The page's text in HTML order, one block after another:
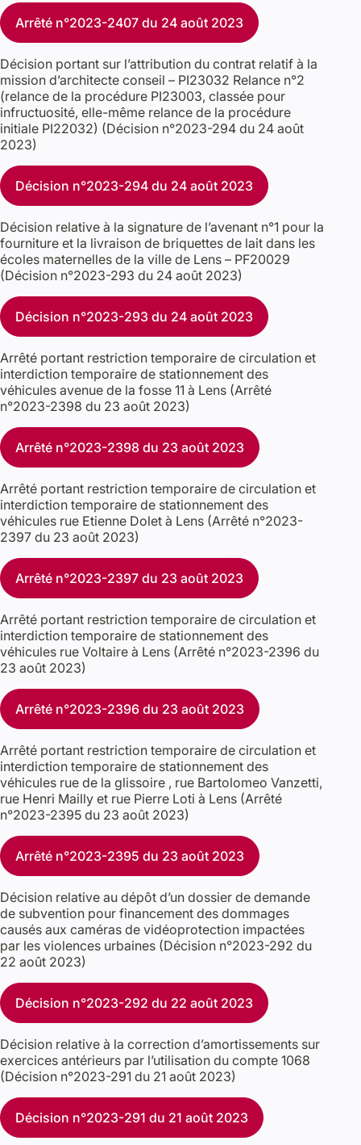
Arrêté n°2023-2407 du 24 août 2023
Décision portant sur l’attribution du contrat relatif à la
mission d’architecte conseil – PI23032 Relance n°2
(relance de la procédure PI23003, classée pour
infructuosité, elle-même relance de la procédure
initiale PI22032) (Décision n°2023-294 du 24 août
2023)
Décision n°2023-294 du 24 août 2023
Décision relative à la signature de l’avenant n°1 pour la
fourniture et la livraison de briquettes de lait dans les
écoles maternelles de la ville de Lens – PF20029
(Décision n°2023-293 du 24 août 2023)
Décision n°2023-293 du 24 août 2023
Arrêté portant restriction temporaire de circulation et
interdiction temporaire de stationnement des
véhicules avenue de la fosse 11 à Lens (Arrêté
n°2023-2398 du 23 août 2023)
Arrêté n°2023-2398 du 23 août 2023
Arrêté portant restriction temporaire de circulation et
interdiction temporaire de stationnement des
véhicules rue Etienne Dolet à Lens (Arrêté n°2023-
2397 du 23 août 2023)
Arrêté n°2023-2397 du 23 août 2023
Arrêté portant restriction temporaire de circulation et
interdiction temporaire de stationnement des
véhicules rue Voltaire à Lens (Arrêté n°2023-2396 du
23 août 2023)
Arrêté n°2023-2396 du 23 août 2023
Arrêté portant restriction temporaire de circulation et
interdiction temporaire de stationnement des
véhicules rue de la glissoire , rue Bartolomeo Vanzetti,
rue Henri Mailly et rue Pierre Loti à Lens (Arrêté
n°2023-2395 du 23 août 2023)
Arrêté n°2023-2395 du 23 août 2023
Décision relative au dépôt d’un dossier de demande
de subvention pour financement des dommages
causés aux caméras de vidéoprotection impactées
par les violences urbaines (Décision n°2023-292 du
22 août 2023)
Décision n°2023-292 du 22 août 2023
Décision relative à la correction d’amortissements sur
exercices antérieurs par l’utilisation du compte 1068
(Décision n°2023-291 du 21 août 2023)
Décision n°2023-291 du 21 août 2023